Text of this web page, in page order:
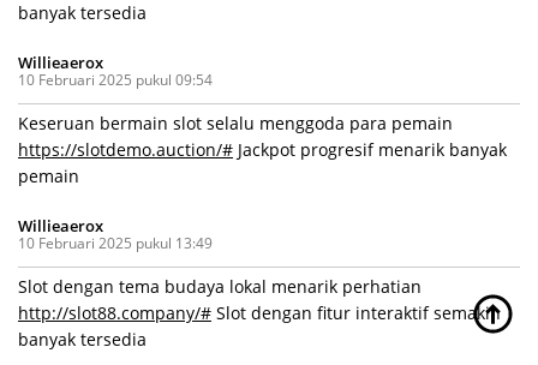
banyak tersedia
Willieaerox
10 Februari 2025 pukul 09:54
Keseruan bermain slot selalu menggoda para pemain
https://slotdemo.auction/# Jackpot progresif menarik banyak
pemain
Willieaerox
10 Februari 2025 pukul 13:49
Slot dengan tema budaya lokal menarik perhatian
http://slot88.company/# Slot dengan fitur interaktif semakin
banyak tersedia